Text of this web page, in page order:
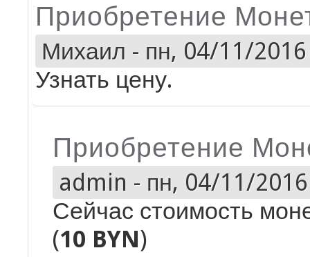
Приобретение
Михаил - пн, 04/11/
Узнать цену.
Приобретение
admin - пн, 04/11/
Сейчас стоимость
(10 BYN)